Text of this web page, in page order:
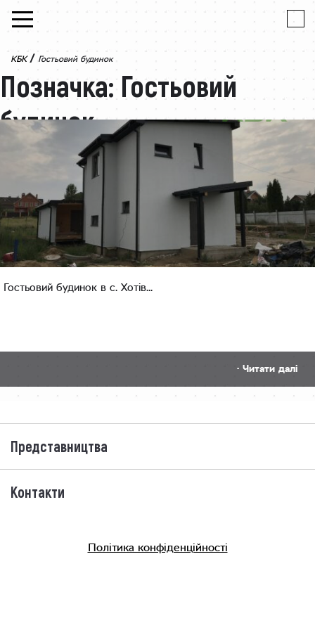
Skip to content
КБК / Гостьовий будинок
Позначка: Гостьовий
будинок
Гостьовий будинок в с. Хотів...
· Читати далі
Представництва
Контакти
Політика конфіденційності